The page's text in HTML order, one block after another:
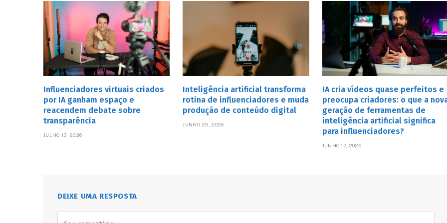
Influenciadores virtuais criados
por IA ganham espaço e
reacendem debate sobre
transparência
JULHO 13, 2026
Inteligência artificial transforma
rotina de influenciadores e muda
produção de conteúdo digital
JUNHO 25, 2026
IA cria vídeos quase perfeitos e
preocupa criadores: o que a
geração de ferramentas de
inteligência artificial significa
para influenciadores?
JUNHO 17, 2026
DEIXE UMA RESPOSTA